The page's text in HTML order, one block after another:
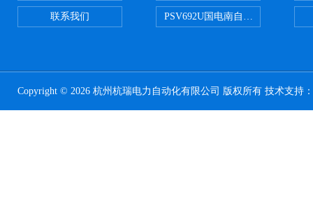
联系我们 PSV692U国电南自PSV692U PT并
Copyright © 2026 杭州杭瑞电力自动化有限公司 版权所有 技术支持：